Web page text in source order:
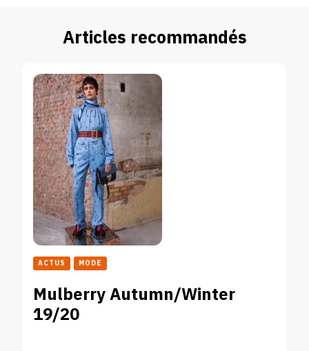
Articles recommandés
ACTUS MODE
Mulberry Autumn/Winter
19/20